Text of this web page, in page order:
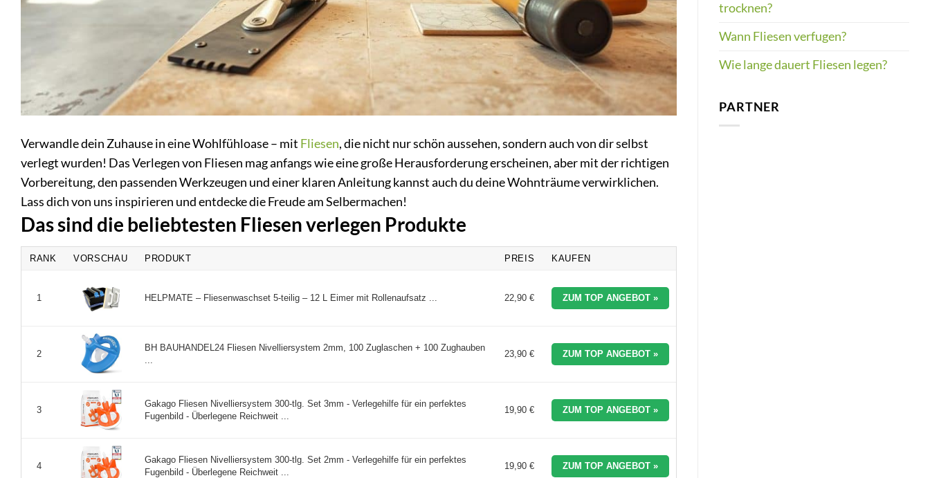
Verwandle dein Zuhause in eine Wohlfühloase – mit Fliesen, die nicht nur schön aussehen, sondern auch von dir selbst
verlegt wurden! Das Verlegen von Fliesen mag anfangs wie eine große Herausforderung erscheinen, aber mit der richtigen
Vorbereitung, den passenden Werkzeugen und einer klaren Anleitung kannst auch du deine Wohnträume verwirklichen.
Lass dich von uns inspirieren und entdecke die Freude am Selbermachen!
Das sind die beliebtesten Fliesen verlegen Produkte
RANK VORSCHAU PRODUKT PREIS KAUFEN
1 HELPMATE – Fliesenwaschset 5‑teilig – 12 L Eimer mit Rollenaufsatz ... 22,90 € ZUM TOP ANGEBOT »
2
BH BAUHANDEL24 Fliesen Nivelliersystem 2mm, 100 Zuglaschen + 100 Zughauben
23,90 € ZUM TOP ANGEBOT »
3
Gakago Fliesen Nivelliersystem 300-tlg. Set 3mm - Verlegehilfe für ein perfektes
Fugenbild - Überlegene Reichweit ...
19,90 € ZUM TOP ANGEBOT »
4
Gakago Fliesen Nivelliersystem 300-tlg. Set 2mm - Verlegehilfe für ein perfektes
Fugenbild - Überlegene Reichweit ...
19,90 € ZUM TOP ANGEBOT »
trocknen?
Wann Fliesen verfugen?
Wie lange dauert Fliesen legen?
PARTNER